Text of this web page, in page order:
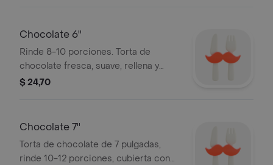
caramelo. Bordes con migas de
Chocolate 6''
Rinde 8-10 porciones. Torta de
chocolate fresca, suave, rellena y
cubierta con un delicioso fudge de
$ 24,70
Chocolate 7''
Torta de chocolate de 7 pulgadas,
rinde 10-12 porciones, cubierta con